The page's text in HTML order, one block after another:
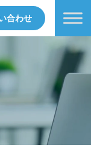
合わせ